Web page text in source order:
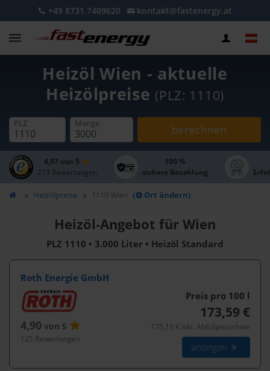
+49 8731 7409620 kontakt@fastenergy.at
Heizöl Wien - aktuelle
Heizölpreise (PLZ: 1110)
PLZ Menge berechnen
4,97 von 5
273 Bewertungen
100 %
sichere Bezahlung
Heizölpreise 1110 Wien ( Ort ändern)
Heizöl-Angebot für Wien
PLZ 1110 • 3.000 Liter • Heizöl Standard
Roth Energie GmbH
4,90 von 5
125 Bewertungen
Preis pro 100 l
173,59 €
175,19 € inkl. Abfüllpauschale
anzeigen